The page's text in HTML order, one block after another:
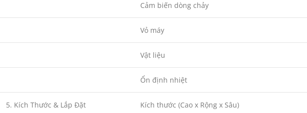
Cảm biến dòng chảy
Vỏ máy
Vật liệu
Ổn định nhiệt
5. Kích Thước & Lắp Đặt Kích thước (Cao x Rộng x Sâu)